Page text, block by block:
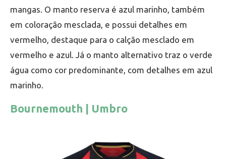
mangas. O manto reserva é azul marinho, também
em coloração mesclada, e possui detalhes em
vermelho, destaque para o calção mesclado em
vermelho e azul. Já o manto alternativo traz o verde
água como cor predominante, com detalhes em azul
marinho.
Bournemouth | Umbro